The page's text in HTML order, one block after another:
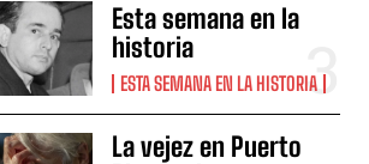
Esta semana en la
historia
ESTA SEMANA EN LA HISTORIA
La vejez en Puerto